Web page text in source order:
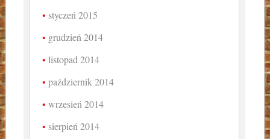
styczeń 2015
grudzień 2014
listopad 2014
październik 2014
wrzesień 2014
sierpień 2014